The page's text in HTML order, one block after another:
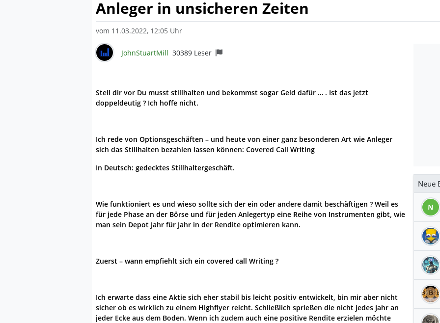
Anleger in unsicheren Zeiten
vom 11.03.2022, 12:05 Uhr
JohnStuartMill 30389 Leser
Stell dir vor Du musst stillhalten und bekommst sogar Geld dafür … . Ist das jetzt
doppeldeutig ? Ich hoffe nicht.
Ich rede von Optionsgeschäften – und heute von einer ganz besonderen Art wie Anleger
sich das Stillhalten bezahlen lassen können: Covered Call Writing
In Deutsch: gedecktes Stillhaltergeschäft.
Wie funktioniert es und wieso sollte sich der ein oder andere damit beschäftigen ? Weil es
für jede Phase an der Börse und für jeden Anlegertyp eine Reihe von Instrumenten gibt, wie
man sein Depot Jahr für Jahr in der Rendite optimieren kann.
Zuerst – wann empfiehlt sich ein covered call Writing ?
Ich erwarte dass eine Aktie sich eher stabil bis leicht positiv entwickelt, bin mir aber nicht
sicher ob es wirklich zu einem Highflyer reicht. Schließlich sprießen die nicht jedes Jahr an
jeder Ecke aus dem Boden. Wenn ich zudem auch eine positive Rendite erzielen möchte
Neue
N